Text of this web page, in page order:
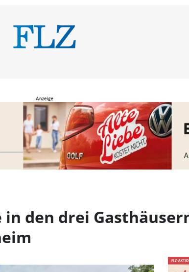
Unmut über
den drei